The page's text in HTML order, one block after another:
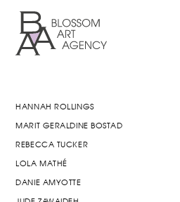
principal
HANNAH ROLLINGS
MARIT GERALDINE BOSTAD
REBECCA TUCKER
LOLA MATHÉ
DANIE AMYOTTE